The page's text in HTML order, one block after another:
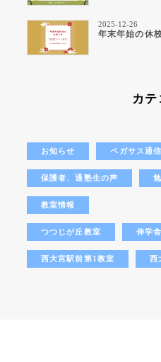
年末年始の休
2025-12-26
カテ
お知らせ ペガサス通信
保護者、通塾生の声
教室情報
つつじが丘教室 伸学
西大宮駅前第1教室 西